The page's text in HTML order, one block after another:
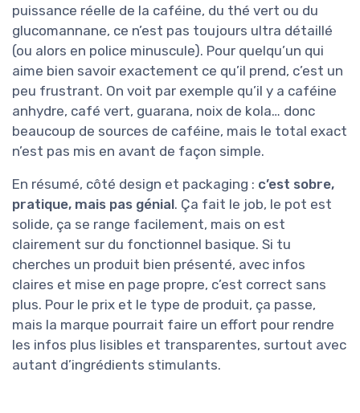
puissance réelle de la caféine, du thé vert ou du
glucomannane, ce n’est pas toujours ultra détaillé
(ou alors en police minuscule). Pour quelqu’un qui
aime bien savoir exactement ce qu’il prend, c’est un
peu frustrant. On voit par exemple qu’il y a caféine
anhydre, café vert, guarana, noix de kola… donc
beaucoup de sources de caféine, mais le total exact
n’est pas mis en avant de façon simple.
En résumé, côté design et packaging : c’est sobre,
pratique, mais pas génial. Ça fait le job, le pot est
solide, ça se range facilement, mais on est
clairement sur du fonctionnel basique. Si tu
cherches un produit bien présenté, avec infos
claires et mise en page propre, c’est correct sans
plus. Pour le prix et le type de produit, ça passe,
mais la marque pourrait faire un effort pour rendre
les infos plus lisibles et transparentes, surtout avec
autant d’ingrédients stimulants.